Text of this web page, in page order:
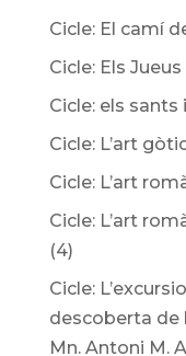
Cicle: El camí
Cicle: Els
Cicle: els sants
Cicle: L’art
Cicle: L’art
Cicle: L’art
(4)
Cicle:
descoberta de
Mn. Antoni M.